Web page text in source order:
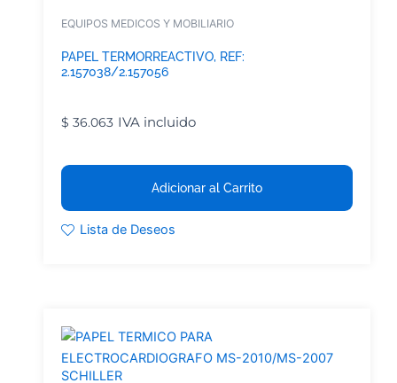
EQUIPOS MEDICOS Y MOBILIARIO
PAPEL TERMORREACTIVO, REF:
2.157038/2.157056
$ 36.063 IVA incluido
Adicionar al Carrito
Lista de Deseos
SCHILLER